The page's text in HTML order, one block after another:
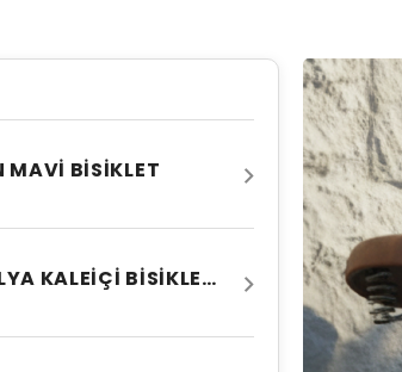
MAVI BISIKLET
ANTALYA KALEIÇI BISIKLET TURU REHBERI